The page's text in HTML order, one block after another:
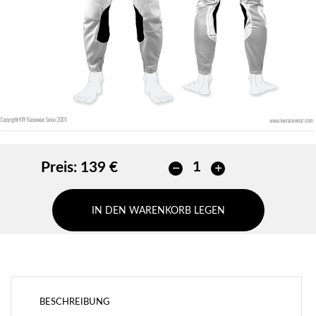
HINZUFÜGEN
Preis: 139 €
IN DEN WARENKORB LEGEN
BESCHREIBUNG